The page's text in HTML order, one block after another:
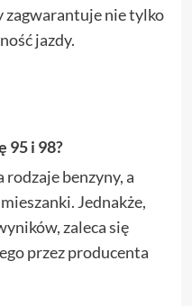
nie tylko
jazdy.
95 i 98?
rodzaje benzyny, a
Jednakże,
zaleca się
przez producenta